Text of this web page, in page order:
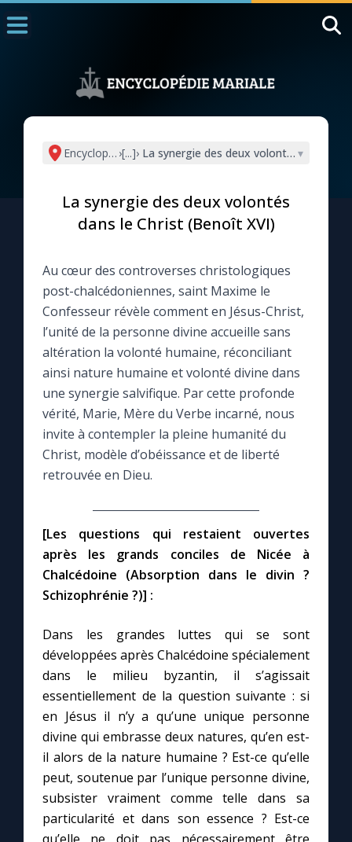
L'actualité de la semaine
La newsletter
La vidéo de la semaine
Le compte Tiktok
Le magazine
Le site internet
Questions-réponses
Prier au quotidien
L'Évangile chaque jour
Les premiers samedis du mois
Marie qui défait les nœuds
Me consacrer à Jésus par Marie
Mes intentions de prière
Encyclopédie mariale
›[...]› La synergie des deux volontés dans le
▾
La synergie des deux volontés
dans le Christ (Benoît XVI)
Au cœur des controverses christologiques
post-chalcédoniennes, saint Maxime le
Confesseur révèle comment en Jésus-Christ,
l’unité de la personne divine accueille sans
altération la volonté humaine, réconciliant
ainsi nature humaine et volonté divine dans
une synergie salvifique. Par cette profonde
vérité, Marie, Mère du Verbe incarné, nous
invite à contempler la pleine humanité du
Christ, modèle d’obéissance et de liberté
retrouvée en Dieu.
[Les questions qui restaient ouvertes
après les grands conciles de Nicée à
Chalcédoine (Absorption dans le divin ?
Schizophrénie ?)] :
Dans les grandes luttes qui se sont
développées après Chalcédoine spécialement
dans le milieu byzantin, il s’agissait
essentiellement de la question suivante : si
en Jésus il n’y a qu’une unique personne
divine qui embrasse deux natures, qu’en est-
il alors de la nature humaine ? Est-ce qu’elle
peut, soutenue par l’unique personne divine,
subsister vraiment comme telle dans sa
particularité et dans son essence ? Est-ce